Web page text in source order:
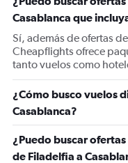
Y
axis
displaying
values.
Range:
0
1500.
Casablanca que
Sí, además de ofertas
Cheapflights ofrece
tanto vuelos como
¿Cómo busco vuelos
Casablanca?
¿Puedo buscar
de Filadelfia a